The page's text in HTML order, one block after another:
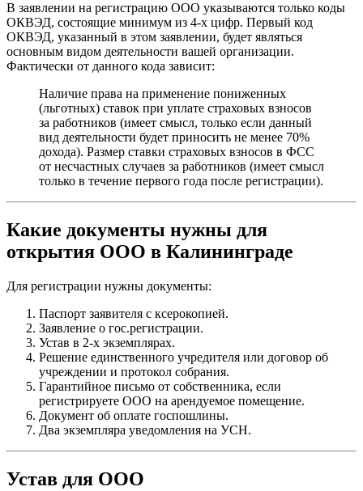
В заявлении на регистрацию ООО указываются только коды
ОКВЭД, состоящие минимум из 4-х цифр. Первый код
ОКВЭД, указанный в этом заявлении, будет являться
основным видом деятельности вашей организации.
Фактически от данного кода зависит:
Наличие права на применение пониженных
(льготных) ставок при уплате страховых взносов
за работников (имеет смысл, только если данный
вид деятельности будет приносить не менее 70%
дохода). Размер ставки страховых взносов в ФСС
от несчастных случаев за работников (имеет смысл
только в течение первого года после регистрации).
Какие документы нужны для
открытия ООО в Калининграде
Для регистрации нужны документы:
Паспорт заявителя с ксерокопией.
Заявление о гос.регистрации.
Устав в 2-х экземплярах.
Решение единственного учредителя или договор об
учреждении и протокол собрания.
Гарантийное письмо от собственника, если
регистрируете ООО на арендуемое помещение.
Документ об оплате госпошлины.
Два экземпляра уведомления на УСН.
Устав для ООО